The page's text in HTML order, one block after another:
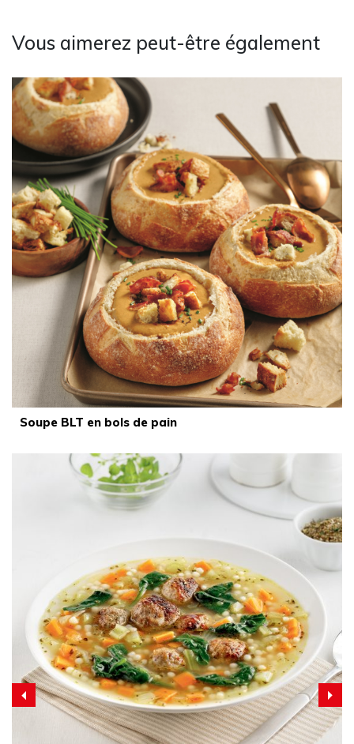
Vous aimerez peut-être également
Soupe BLT en bols de pain